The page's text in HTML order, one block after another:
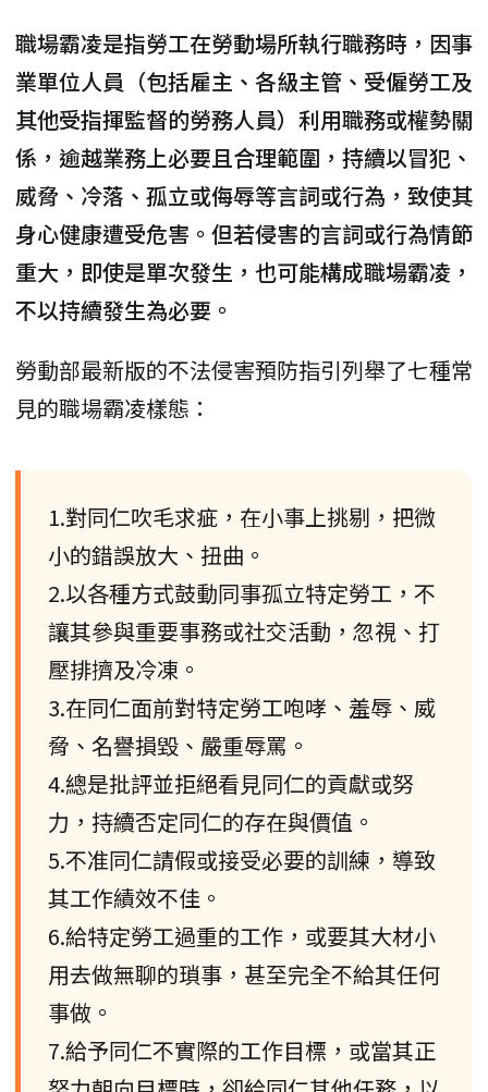
職場霸凌是指勞工在勞動場所執行職務時，因事
業單位人員（包括雇主、各級主管、受僱勞工及
其他受指揮監督的勞務人員）利用職務或權勢關
係，逾越業務上必要且合理範圍，持續以冒犯、
威脅、冷落、孤立或侮辱等言詞或行為，致使其
身心健康遭受危害。但若侵害的言詞或行為情節
重大，即使是單次發生，也可能構成職場霸凌，
不以持續發生為必要。
勞動部最新版的不法侵害預防指引列舉了七種常
見的職場霸凌樣態：
1.對同仁吹毛求疵，在小事上挑剔，把微
小的錯誤放大、扭曲。
2.以各種方式鼓動同事孤立特定勞工，不
讓其參與重要事務或社交活動，忽視、打
壓排擠及冷凍。
3.在同仁面前對特定勞工咆哮、羞辱、威
脅、名譽損毀、嚴重辱罵。
4.總是批評並拒絕看見同仁的貢獻或努
力，持續否定同仁的存在與價值。
5.不准同仁請假或接受必要的訓練，導致
其工作績效不佳。
6.給特定勞工過重的工作，或要其大材小
用去做無聊的瑣事，甚至完全不給其任何
事做。
7.給予同仁不實際的工作目標，或當其正